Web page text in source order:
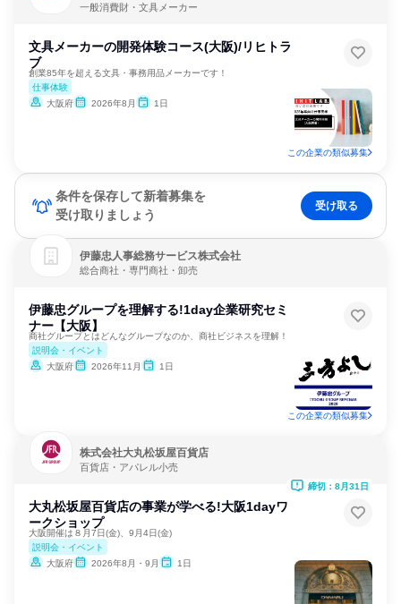
一般消費財・文具メーカー
文具メーカーの開発体験コース(大阪)/リヒトラ
ブ
創業85年を超える文具・事務用品メーカーです！
仕事体験
大阪府
2026年8月 1日
この企業の類似募集
条件を保存して新着募集を
受け取りましょう
受け取る
伊藤忠人事総務サービス株式会社
総合商社・専門商社・卸売
伊藤忠グループを理解する!1day企業研究セミ
ナー【大阪】
商社グループとはどんなグループなのか、商社ビジネスを理解！
説明会・イベント
大阪府
2026年11月 1日
この企業の類似募集
株式会社大丸松坂屋百貨店
百貨店・アパレル小売
大丸松坂屋百貨店の事業が学べる!大阪1dayワ
ークショップ
大阪開催は８月7日(金)、9月4日(金)
説明会・イベント
大阪府
2026年8月・9月 1日
締切：8月31日